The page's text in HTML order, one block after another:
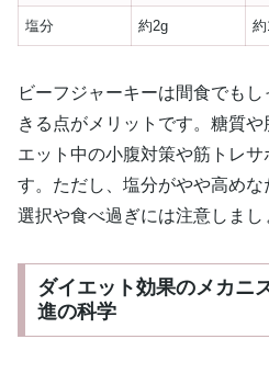
塩分 約2g
ビーフジャーキーは間食でも
きる点がメリットです。糖質
エット中の小腹対策や筋トレ
す。ただし、塩分がやや高め
選択や食べ過ぎには注意しまし
ダイエット効果のメカニ
進の科学